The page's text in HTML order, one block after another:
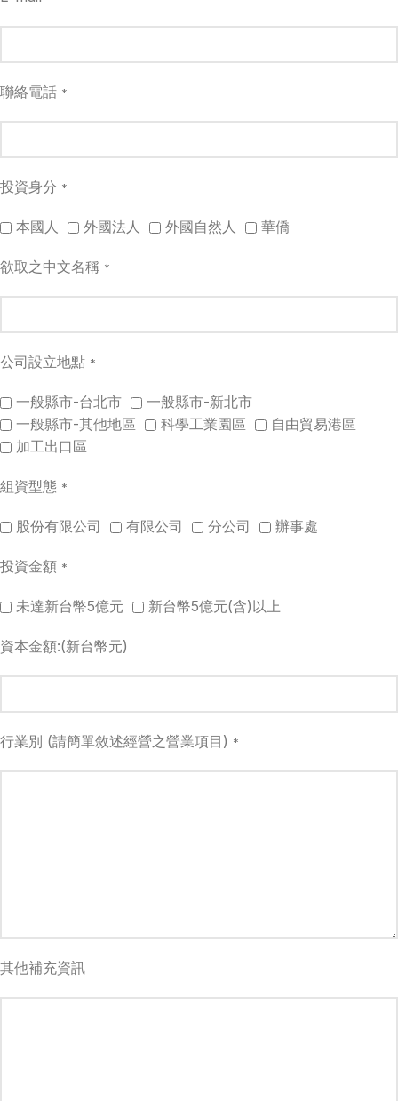
聯絡電話 *
投資身分 *
本國人 外國法人 外國自然人 華僑
欲取之中文名稱 *
公司設立地點 *
一般縣市-台北市
一般縣市-新北市
一般縣市-其他地區
科學工業園區
自由貿易港區
加工出口區
組資型態 *
股份有限公司 有限公司 分公司 辦事處
投資金額 *
未達新台幣5億元 新台幣5億元(含)以上
資本金額:(新台幣元)
行業別 (請簡單敘述經營之營業項目) *
其他補充資訊